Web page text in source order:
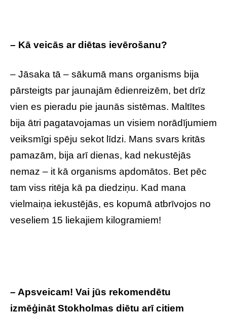
– Kā veicās ar diētas ievērošanu?
– Jāsaka tā – sākumā mans organisms bija
pārsteigts par jaunajām ēdienreizēm, bet drīz
vien es pieradu pie jaunās sistēmas. Maltītes
bija ātri pagatavojamas un visiem norādījumiem
veiksmīgi spēju sekot līdzi. Mans svars kritās
pamazām, bija arī dienas, kad nekustējās
nemaz – it kā organisms apdomātos. Bet pēc
tam viss ritēja kā pa diedziņu. Kad mana
vielmaiņa iekustējās, es kopumā atbrīvojos no
veseliem 15 liekajiem kilogramiem!
– Apsveicam! Vai jūs rekomendētu
izmēģināt Stokholmas diētu arī citiem